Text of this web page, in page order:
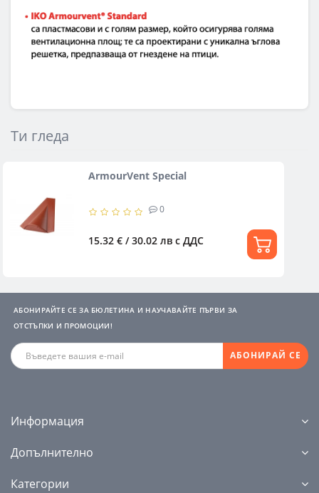
Ти гледа
ArmourVent Special
0
15.32 € / 30.02 лв с ДДС
АБОНИРАЙТЕ СЕ ЗА БЮЛЕТИНА И НАУЧАВАЙТЕ ПЪРВИ ЗА
ОТСТЪПКИ И ПРОМОЦИИ!
АБОНИРАЙ СЕ
Информация
Допълнително
Категории